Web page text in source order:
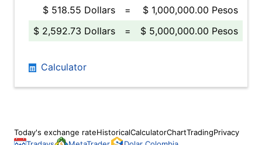
$ 518.55 Dollars
=
$ 1,000,000.00 Pesos
$ 2,592.73 Dollars
= $ 5,000,000.00 Pesos
Calculator
Today's exchange rateHistoricalCalculatorChartTradingPrivacy